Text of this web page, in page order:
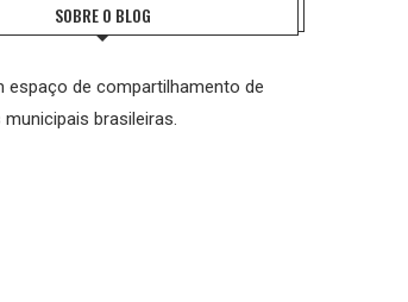
SOBRE O BLOG
espaço de compartilhamento de
brasileiras.